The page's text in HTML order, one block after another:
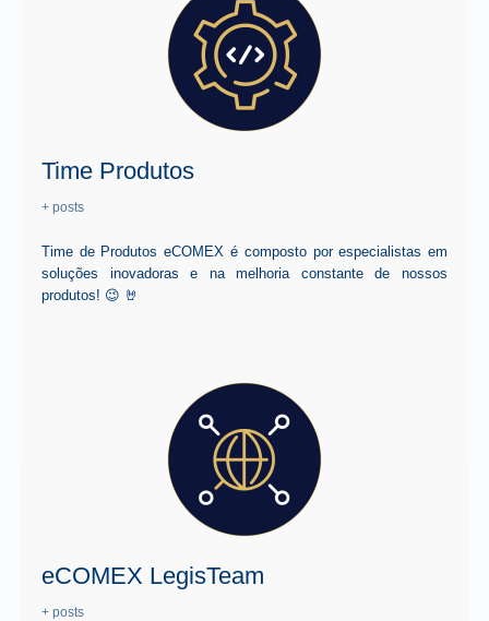
Time Produtos
+ posts
Time de Produtos eCOMEX é composto por especialistas em
soluções inovadoras e na melhoria constante de nossos
produtos! 😉 🤘
eCOMEX LegisTeam
+ posts